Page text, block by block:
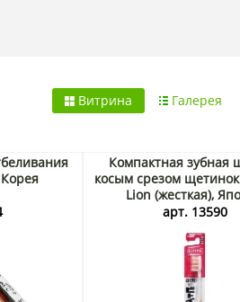
Галерея
Витрина
Компактная зубная
косым срезом
Lion (жесткая),
арт. 13590